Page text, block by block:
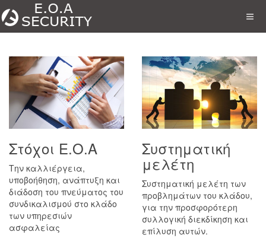
Στόχοι Ε.Ο.Α
Την καλλιέργεια,
υποβοήθηση, ανάπτυξη και
διάδοση του πνεύματος του
συνδικαλισμού στο κλάδο
των υπηρεσιών
ασφαλείας
Συστηματική
μελέτη
Συστηματική μελέτη των
προβλημάτων του κλάδου,
για την προσφορότερη
συλλογική διεκδίκηση και
επίλυση αυτών.